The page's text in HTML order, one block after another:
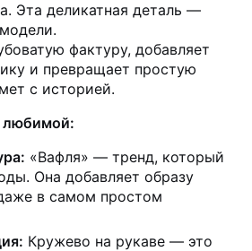
Эта деликатная деталь —
фактуру, добавляет
и превращает простую
с историей.
любимой:
«Вафля» — тренд, который
Она добавляет образу
в самом простом
Кружево на рукаве — это